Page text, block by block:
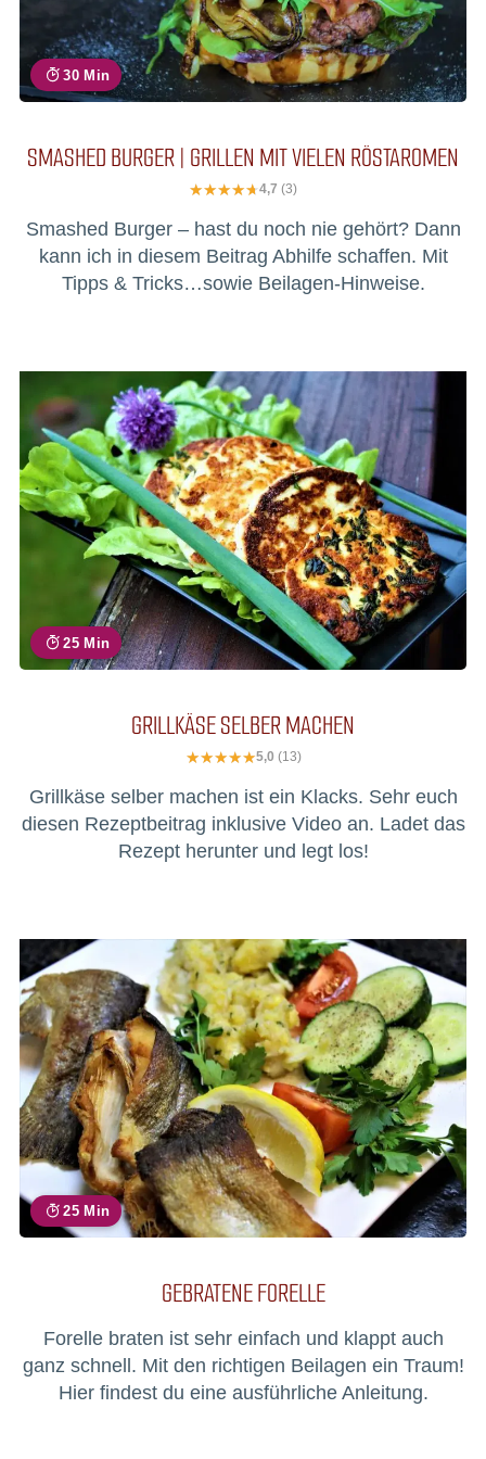
30 Min
SMASHED BURGER | GRILLEN MIT VIELEN RÖSTAROMEN
4,7 (3)
Smashed Burger – hast du noch nie gehört? Dann
kann ich in diesem Beitrag Abhilfe schaffen. Mit
Tipps & Tricks…sowie Beilagen-Hinweise.
25 Min
GRILLKÄSE SELBER MACHEN
5,0 (13)
Grillkäse selber machen ist ein Klacks. Sehr euch
diesen Rezeptbeitrag inklusive Video an. Ladet das
Rezept herunter und legt los!
25 Min
GEBRATENE FORELLE
Forelle braten ist sehr einfach und klappt auch
ganz schnell. Mit den richtigen Beilagen ein Traum!
Hier findest du eine ausführliche Anleitung.